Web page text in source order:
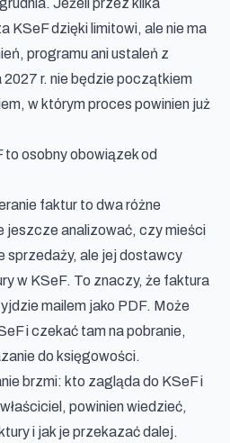
Jeżeli przez kilka
KSeF dzięki limitowi, ale nie ma
programu ani ustaleń z
r. nie będzie początkiem
w którym proces powinien już
osobny obowiązek od
faktur to dwa różne
jeszcze analizować, czy mieści
sprzedaży, ale jej dostawcy
w KSeF. To znaczy, że faktura
mailem jako PDF. Może
i czekać tam na pobranie,
do księgowości.
brzmi: kto zagląda do KSeF i
powinien wiedzieć,
i jak je przekazać dalej.